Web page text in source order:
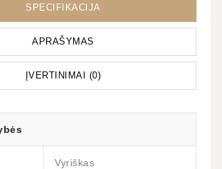
SPECIFIKACIJA
APRAŠYMAS
ĮVERTINIMAI (0)
Vyriškas